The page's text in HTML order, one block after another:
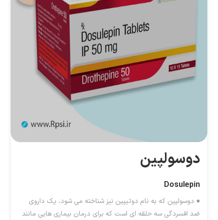
دوسولپین
Dosulepin
● دوسولپین که به نام دوتیپین نیز شناخته می شود، یک داروی
ضد افسردگی سه حلقه ای است که برای درمان بیماری هایی مانند